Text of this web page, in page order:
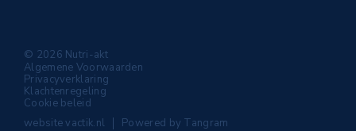
© 2026 Nutri-akt
Algemene Voorwaarden
Privacyverklaring
Klachtenregeling
Cookie beleid
websitevactik.nl Powered by Tangram